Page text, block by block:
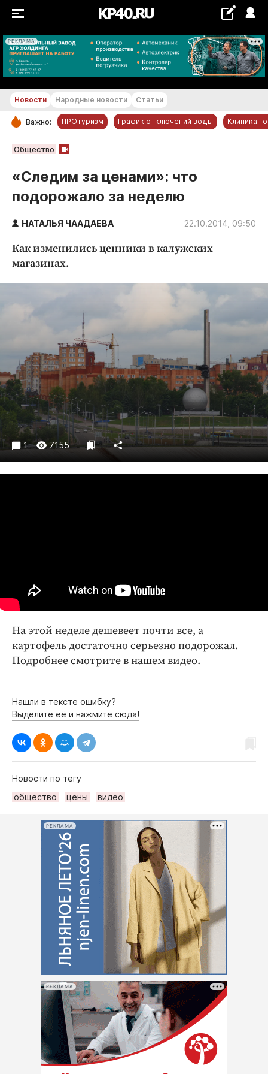
РЕКЛАМА
+22...+23 °С
РУБРИКИ
Новости компаний
Статьи
Народные новости
Благоустройство
Недвижимость и ЖКХ
Образование
Общество
Погода
Праздники
Происшествия
Спорт
Экономика и бизнес
ПРОЕКТЫ
Работодатель года
Новости Народные новости Статьи
Важно: ПРОтуризм График отключений воды Клиника
Общество
«Следим за ценами»: что
подорожало за неделю
НАТАЛЬЯ ЧААДАЕВА 22.10.2014, 09:50
Как изменились ценники в калужских
магазинах.
1 7155
На этой неделе дешевеет почти все, а
картофель достаточно серьезно подорожал.
Подробнее смотрите в нашем видео.
Нашли в тексте ошибку?
Выделите её и нажмите сюда!
Новости по тегу
общество
цены видео
РЕКЛАМА
РЕКЛАМА